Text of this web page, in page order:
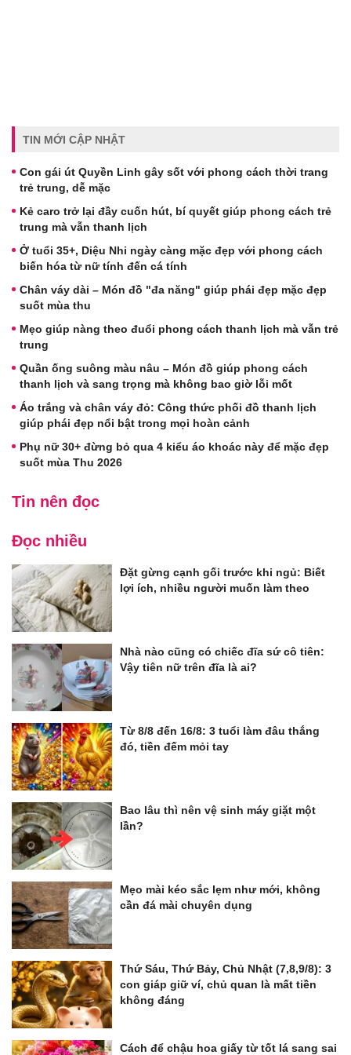
TIN MỚI CẬP NHẬT
Con gái út Quyền Linh gây sốt với phong cách thời trang
trẻ trung, dễ mặc
Kẻ caro trở lại đầy cuốn hút, bí quyết giúp phong cách trẻ
trung mà vẫn thanh lịch
Ở tuổi 35+, Diệu Nhi ngày càng mặc đẹp với phong cách
biến hóa từ nữ tính đến cá tính
Chân váy dài – Món đồ "đa năng" giúp phái đẹp mặc đẹp
suốt mùa thu
Mẹo giúp nàng theo đuổi phong cách thanh lịch mà vẫn trẻ
trung
Quần ống suông màu nâu – Món đồ giúp phong cách
thanh lịch và sang trọng mà không bao giờ lỗi mốt
Áo trắng và chân váy đỏ: Công thức phối đồ thanh lịch
giúp phái đẹp nổi bật trong mọi hoàn cảnh
Phụ nữ 30+ đừng bỏ qua 4 kiểu áo khoác này để mặc đẹp
suốt mùa Thu 2026
Tin nên đọc
Đọc nhiều
Đặt gừng cạnh gối trước khi ngủ: Biết
lợi ích, nhiều người muốn làm theo
Nhà nào cũng có chiếc đĩa sứ cô tiên:
Vậy tiên nữ trên đĩa là ai?
Từ 8/8 đến 16/8: 3 tuổi làm đâu thắng
đó, tiền đếm mỏi tay
Bao lâu thì nên vệ sinh máy giặt một
lần?
Mẹo mài kéo sắc lẹm như mới, không
cần đá mài chuyên dụng
Thứ Sáu, Thứ Bảy, Chủ Nhật (7,8,9/8): 3
con giáp giữ ví, chủ quan là mất tiền
không đáng
Cách để chậu hoa giấy từ tốt lá sang sai